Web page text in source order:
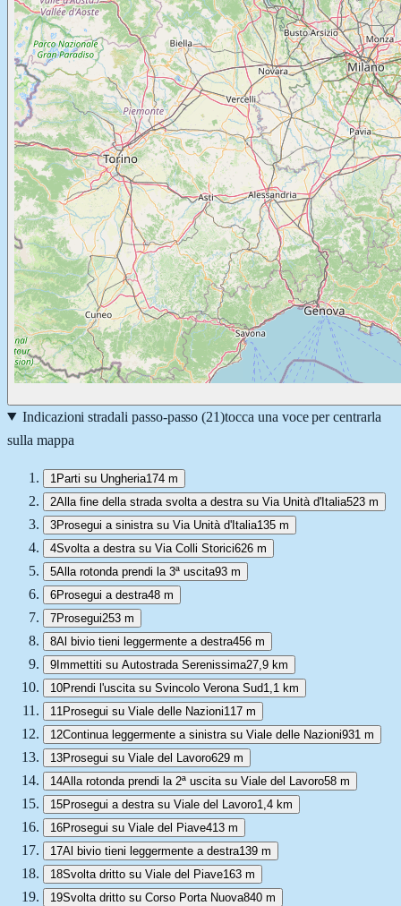
Indicazioni stradali passo-passo (21)tocca una voce per centrarla
sulla mappa
1 Parti su Ungheria174 m
2Alla fine della strada svolta a destra su Via Unità d'Italia523 m
3Prosegui a sinistra su Via Unità d'Italia135 m
4Svolta a destra su Via Colli Storici626 m
5Alla rotonda prendi la 3ª uscita93 m
6Prosegui a destra48 m
7Prosegui253 m
8Al bivio tieni leggermente a destra456 m
9Immettiti su Autostrada Serenissima27,9 km
10Prendi l'uscita su Svincolo Verona Sud1,1 km
11 Prosegui su Viale delle Nazioni117 m
12Continua leggermente a sinistra su Viale delle Nazioni931 m
13Prosegui su Viale del Lavoro629 m
14Alla rotonda prendi la 2ª uscita su Viale del Lavoro58 m
15Prosegui a destra su Viale del Lavoro1,4 km
16Prosegui su Viale del Piave413 m
17Al bivio tieni leggermente a destra139 m
18Svolta dritto su Viale del Piave163 m
19Svolta dritto su Corso Porta Nuova840 m